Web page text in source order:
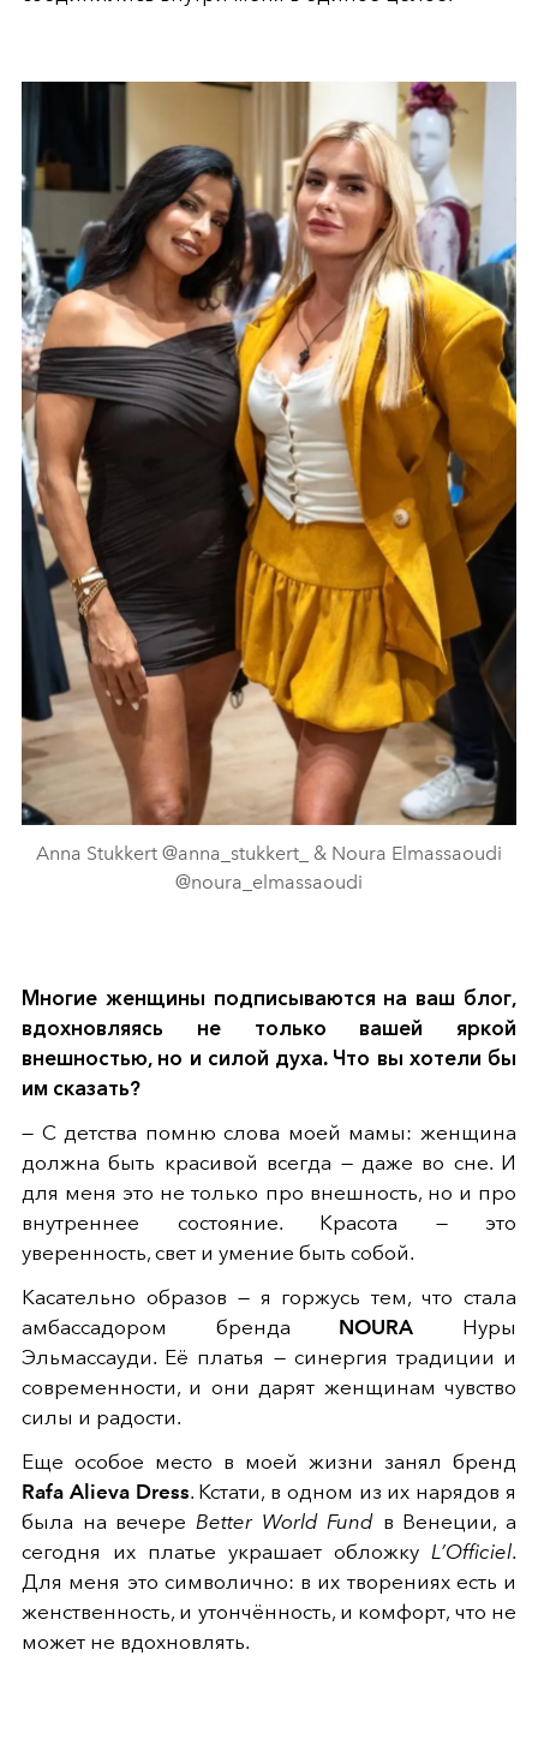
Anna Stukkert @anna_stukkert_ & Noura Elmassaoudi
@noura_elmassaoudi
Многие женщины подписываются на ваш блог,
вдохновляясь не только вашей яркой
внешностью, но и силой духа. Что вы хотели бы
им сказать?
— С детства помню слова моей мамы: женщина
должна быть красивой всегда — даже во сне. И
для меня это не только про внешность, но и про
внутреннее состояние. Красота — это
уверенность, свет и умение быть собой.
Касательно образов — я горжусь тем, что стала
амбассадором бренда NOURA Нуры
Эльмассауди. Её платья — синергия традиции и
современности, и они дарят женщинам чувство
силы и радости.
Еще особое место в моей жизни занял бренд
Rafa Alieva Dress. Кстати, в одном из их нарядов я
была на вечере Better World Fund в Венеции, а
сегодня их платье украшает обложку L’Officiel.
Для меня это символично: в их творениях есть и
женственность, и утончённость, и комфорт, что не
может не вдохновлять.